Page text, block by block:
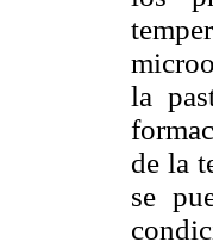
la
de la
se